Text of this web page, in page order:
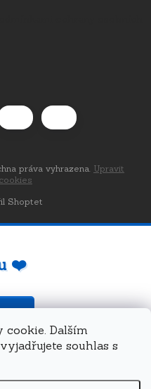
cookie. Dalším
souhlas s
Shoptet
práva vyhrazena. Upravit
❤️